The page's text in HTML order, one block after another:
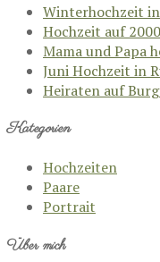
Winterhochzeit
Hochzeit auf
Mama und Papa
Juni Hochzeit in
Heiraten auf
Kategorien
Hochzeiten
Paare
Portrait
Über mich